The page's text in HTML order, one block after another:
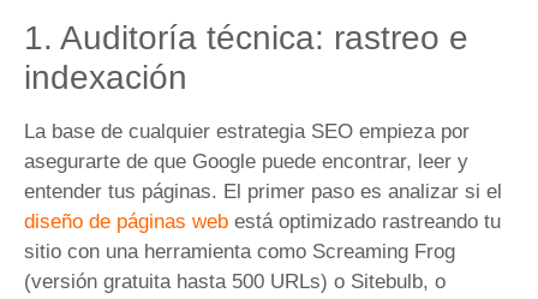
1. Auditoría técnica: rastreo e
indexación
La base de cualquier estrategia SEO empieza por
asegurarte de que Google puede encontrar, leer y
entender tus páginas. El primer paso es analizar si el
diseño de páginas web está optimizado rastreando tu
sitio con una herramienta como Screaming Frog
(versión gratuita hasta 500 URLs) o Sitebulb, o